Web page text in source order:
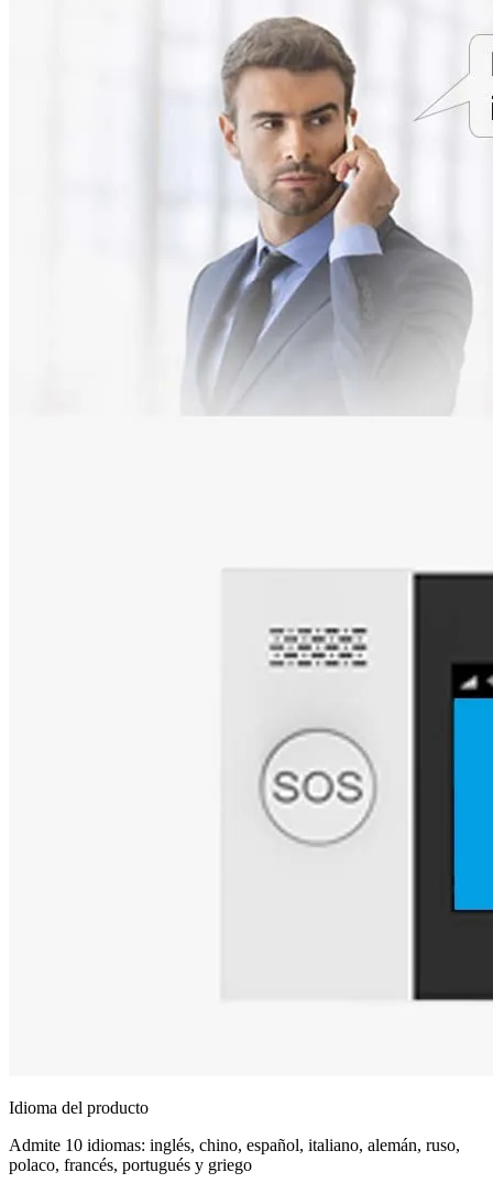
Idioma del producto
Admite 10 idiomas: inglés, chino, español, italiano, alemán, ruso,
polaco, francés, portugués y griego